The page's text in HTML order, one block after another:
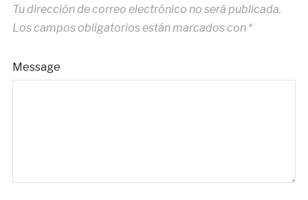
Tu dirección de correo electrónico no será publicada.
Los campos obligatorios están marcados con *
Message